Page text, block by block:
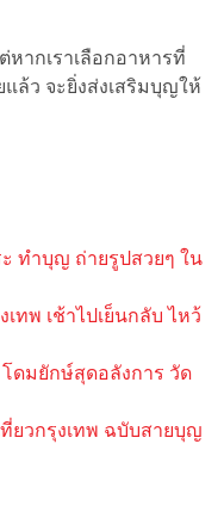
ากเราเลือกอาหารที่
ล้ว จะยิ่งส่งเสริมบุญให้
ทำบุญ ถ่ายรูปสวยๆ ใน
ทพ เช้าไปเย็นกลับ ไหว้
ดมยักษ์สุดอลังการ วัด
ยวกรุงเทพ ฉบับสายบุญ